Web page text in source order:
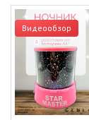
Видеообзор